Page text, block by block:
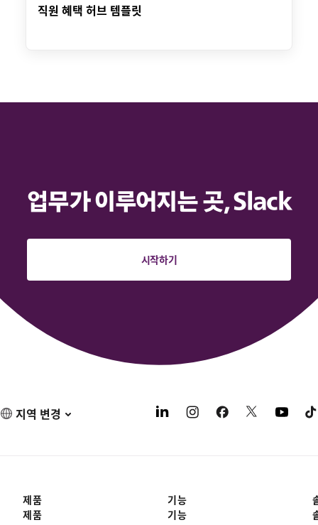
직원 혜택 허브 템플릿
업무가 이루어지는 곳, Slack
시작하기
지역 변경
제품
제품
기능
기능